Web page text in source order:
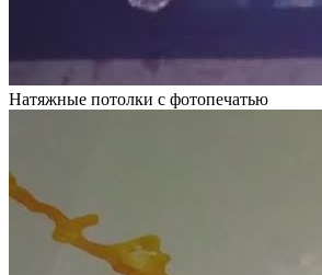
Натяжные потолки с фотопечатью